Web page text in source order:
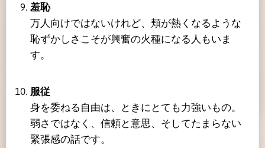
羞恥
万人向けではないけれど、頬が熱くなるような
恥ずかしさこそが興奮の火種になる人もいま
す。
服従
身を委ねる自由は、ときにとても力強いもの。
弱さではなく、信頼と意思、そしてたまらない
緊張感の話です。